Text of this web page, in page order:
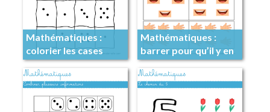
Mathématiques :
colorier les cases
avec 1 point
Mathématiques :
barrer pour qu’il y en
ai autant